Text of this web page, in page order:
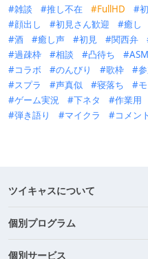
雑談 推し不在 FullHD
顔出し
初見さん歓迎 癒し
酒
癒し声 初見 関西弁
過疎枠
相談 凸待ち
コラボ
のんびり 歌枠
スプラ
声真似 寝落ち
ゲーム実況
下ネタ 作業用
弾き語り
マイクラ コメン
ツイキャスについて
個別プログラム
個別サービス